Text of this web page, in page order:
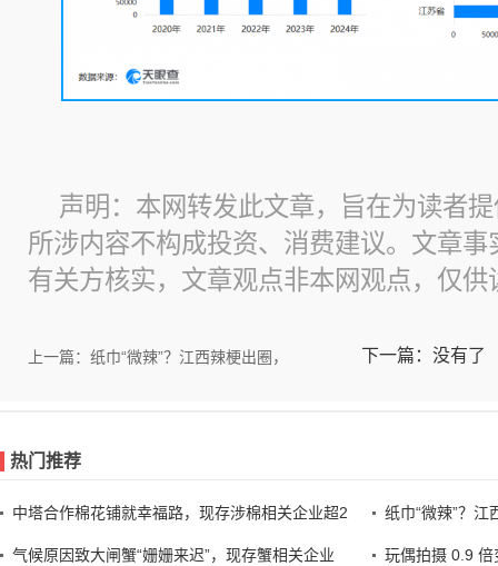
声明：本网转发此文章，旨在为读者
所涉内容不构成投资、消费建议。文章
有关方核实，文章观点非本网观点，仅供
上一篇：纸巾“微辣”？江西辣梗出圈， 下一篇：没有了
热门推荐
中塔合作棉花铺就幸福路，现存涉棉相关企业超2 纸巾“微辣”？
气候原因致大闸蟹“姗姗来迟”，现存蟹相关企业 玩偶拍摄 0.9